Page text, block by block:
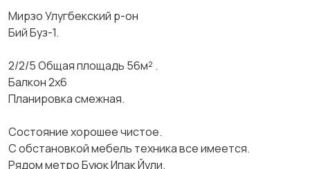
Мирзо Улугбекский р-он
Бий Буз-1.
2/2/5 Общая площадь 56м² .
Балкон 2х6
Планировка смежная.
Состояние хорошее чистое.
С обстановкой мебель техника все имеется.
Рядом метро Буюк Ипак Йули.